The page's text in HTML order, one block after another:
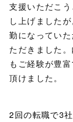
支援いただこ
し上げました
勤になってい
ただきました
もご経験が豊
頂けました。
2回の転職で3